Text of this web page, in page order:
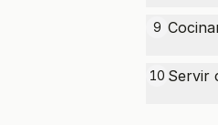
9
10 Servir